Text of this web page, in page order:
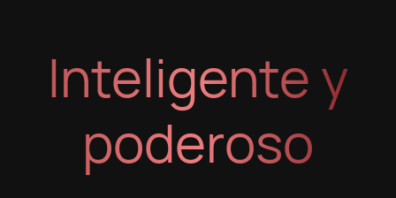
Inteligente y
poderoso